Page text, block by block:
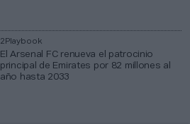
2Playbook
El Arsenal FC renueva el patrocinio
principal de Emirates por 82 millones al
año hasta 2033